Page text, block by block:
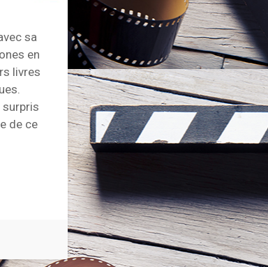
sa
en
livres
surpris
de ce